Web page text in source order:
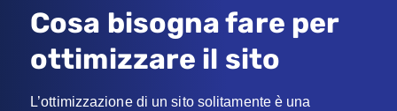
Cosa bisogna fare per
ottimizzare il sito
L’ottimizzazione di un sito solitamente è una